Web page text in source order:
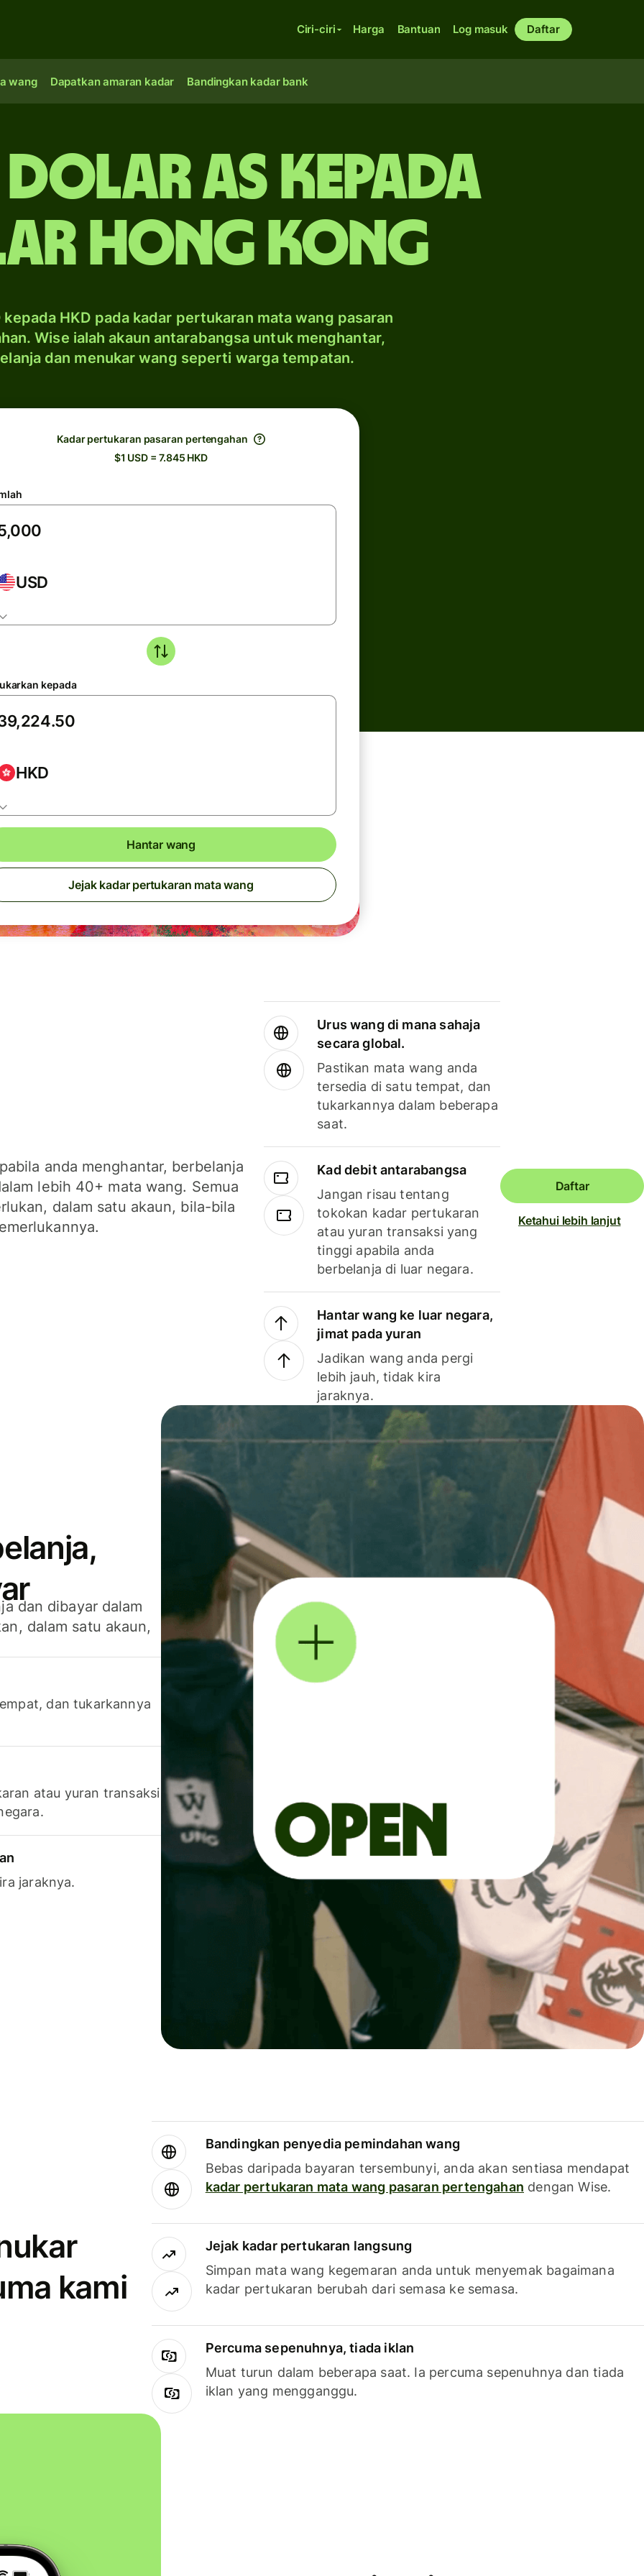
Ciri-ciri Harga Bantuan Log masuk Daftar
wang Dapatkan amaran kadar Bandingkan kadar bank
AS kepada
Hong Kong
kepada HKD pada kadar pertukaran mata wang pasaran
Wise ialah akaun antarabangsa untuk menghantar,
dan menukar wang seperti warga tempatan.
Kadar pertukaran pasaran pertengahan
$1 USD = 7.845 HKD
USD
kepada
HKD
Hantar wang
Jejak kadar pertukaran mata wang
anda menghantar, berbelanja
lebih 40+ mata wang. Semua
dalam satu akaun, bila-bila
Urus wang di mana sahaja
secara global.
Pastikan mata wang anda
tersedia di satu tempat, dan
tukarkannya dalam beberapa
saat.
Kad debit antarabangsa
Jangan risau tentang
tokokan kadar pertukaran
atau yuran transaksi yang
tinggi apabila anda
berbelanja di luar negara.
Hantar wang ke luar negara,
jimat pada yuran
Jadikan wang anda pergi
lebih jauh, tidak kira
jaraknya.
Daftar
Ketahui lebih lanjut
dan dibayar dalam
dalam satu akaun,
dan tukarkannya
atau yuran transaksi
jaraknya.
kami
Bandingkan penyedia pemindahan wang
Bebas daripada bayaran tersembunyi, anda akan sentiasa mendapat
kadar pertukaran mata wang pasaran pertengahan dengan Wise.
Jejak kadar pertukaran langsung
Simpan mata wang kegemaran anda untuk menyemak bagaimana
kadar pertukaran berubah dari semasa ke semasa.
Percuma sepenuhnya, tiada iklan
Muat turun dalam beberapa saat. Ia percuma sepenuhnya dan tiada
iklan yang mengganggu.